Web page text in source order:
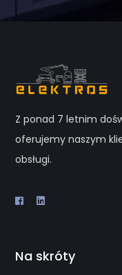
Z ponad 7 letnim
oferujemy naszym
obsługi.
Na skróty